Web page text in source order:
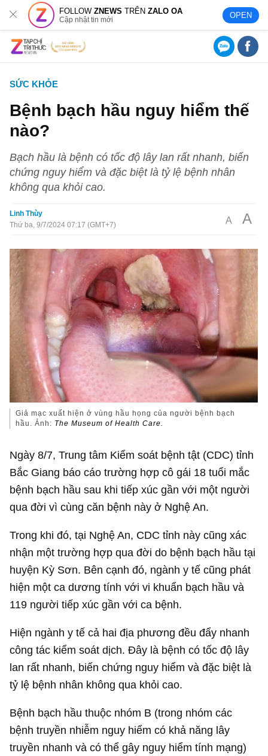
FOLLOWZNEWS TRÊNZALO OA
Cập nhật tin mới OPEN
SỨC KHỎE
Bệnh bạch hầu nguy hiểm thế
nào?
Bạch hầu là bệnh có tốc độ lây lan rất nhanh, biến
chứng nguy hiểm và đặc biệt là tỷ lệ bệnh nhân
không qua khỏi cao.
Linh Thùy
Thứ ba, 9/7/2024 07:17 (GMT+7)
A A
Giả mạc xuất hiện ở vùng hầu họng của người bệnh bạch
hầu. Ảnh: The Museum of Health Care.
Ngày 8/7, Trung tâm Kiểm soát bệnh tật (CDC) tỉnh
Bắc Giang báo cáo trường hợp cô gái 18 tuổi mắc
bệnh bạch hầu sau khi tiếp xúc gần với một người
qua đời vì cùng căn bệnh này ở Nghệ An.
Trong khi đó, tại Nghệ An, CDC tỉnh này cũng xác
nhận một trường hợp qua đời do bệnh bạch hầu tại
huyện Kỳ Sơn. Bên cạnh đó, ngành y tế cũng phát
hiện một ca dương tính với vi khuẩn bạch hầu và
119 người tiếp xúc gần với ca bệnh.
Hiện ngành y tế cả hai địa phương đều đẩy nhanh
công tác kiểm soát dịch. Đây là bệnh có tốc độ lây
lan rất nhanh, biến chứng nguy hiểm và đặc biệt là
tỷ lệ bệnh nhân không qua khỏi cao.
Bệnh bạch hầu thuộc nhóm B (trong nhóm các
bệnh truyền nhiễm nguy hiểm có khả năng lây
truyền nhanh và có thể gây nguy hiểm tính mạng)